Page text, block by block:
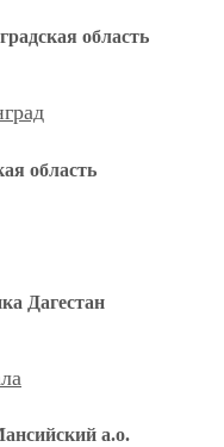
область
область
Дагестан
а.о.